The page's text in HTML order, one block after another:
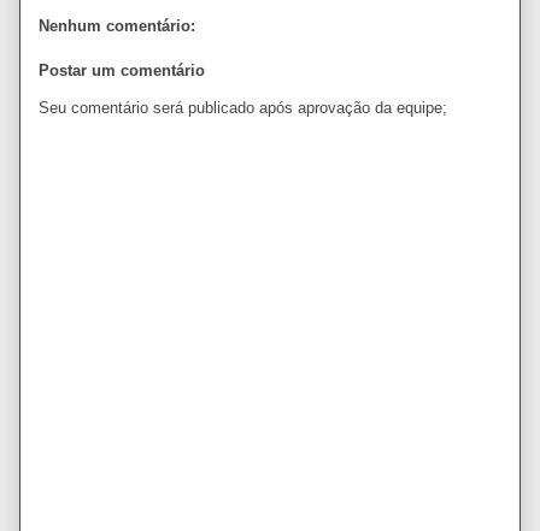
Nenhum comentário:
Postar um comentário
Seu comentário será publicado após aprovação da equipe;